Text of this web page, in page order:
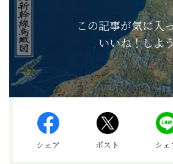
この記事が気に入
いいね！しよ
シェア ポスト シェ